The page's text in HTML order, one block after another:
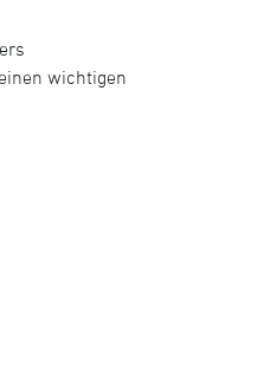
wichtigen